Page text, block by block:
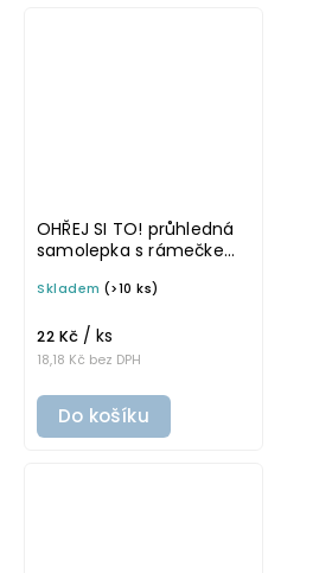
OHŘEJ SI TO! průhledná
samolepka s rámečkem,
4 cm na boxy, šuplíky a
Skladem (>10 ks)
18,18 Kč bez DPH
22 Kč / ks
Do košíku